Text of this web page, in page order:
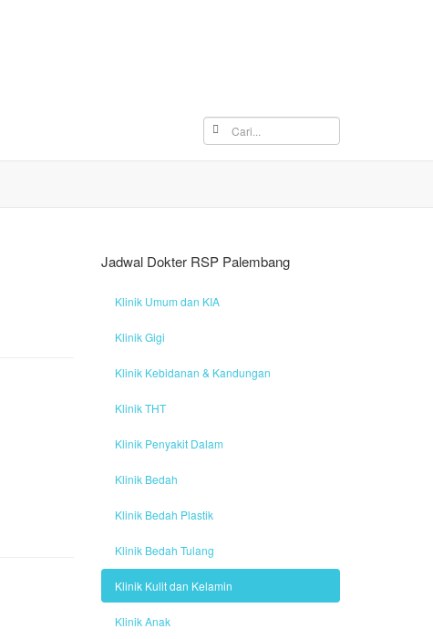
Jadwal Dokter RSP Palembang
Klinik Umum dan KIA
Klinik Gigi
Klinik Kebidanan & Kandungan
Klinik THT
Klinik Penyakit Dalam
Klinik Bedah
Klinik Bedah Plastik
Klinik Bedah Tulang
Klinik Kulit dan Kelamin
Klinik Anak